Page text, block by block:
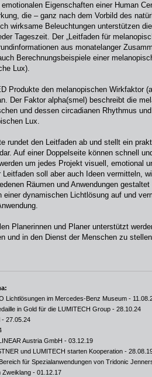
Eigenschaften einer Human
die – ganz nach dem Vorbild des
wirksame Beleuchtungen unterstützen
Tageszeit. Der „Leitfaden für
aus monatelanger
Berechnungsbeispiele einer
Lux).
Produkte den melanopischen Wirkfaktor
Der Faktor alpha(smel) beschreibt die
und dessen circadianen Rhythmus
Lux.
rundet den Leitfaden ab und stellt ein
Auf einer Doppelseite können schnell
um jedes Projekt visuell, emotional
Leitfaden soll aber auch Ideen vermitteln,
Räumen und Anwendungen
einer dynamischen Lichtlösung auf und
Planerinnen und Planer unterstützt
und in den Dienst der Menschen zu
Lichtlösungen im Mercedes-Benz Museum -
in Gold für die LUMITECH Group - 28.10.24
- 27.05.24
Austria GmbH - 03.12.19
und LUMITECH starten Kooperation -
für Spezialanwendungen von Tridonic
Zweiklang - 01.12.17